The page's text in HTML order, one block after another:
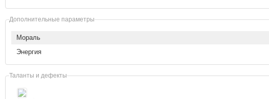
Дополнительные параметры
Мораль
Энергия
Таланты и дефекты